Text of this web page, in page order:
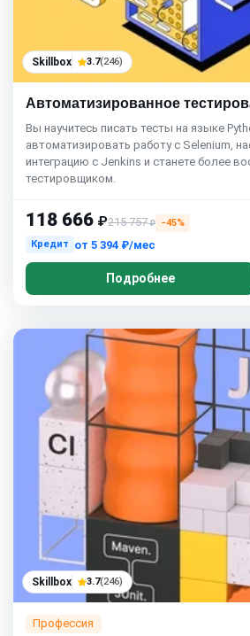
Skillbox 3.7(246)
Ав­то­ма­ти­зи­ро­ван­ное
Вы научитесь писать тесты на языке
автоматизировать работу с Selenium,
интеграцию с Jenkins и станете более
тестировщиком.
118 666 ₽215 757₽
−45%
Кредит
от 5 394 ₽/мес
Подробнее
Skillbox 3.7(246)
Профессия